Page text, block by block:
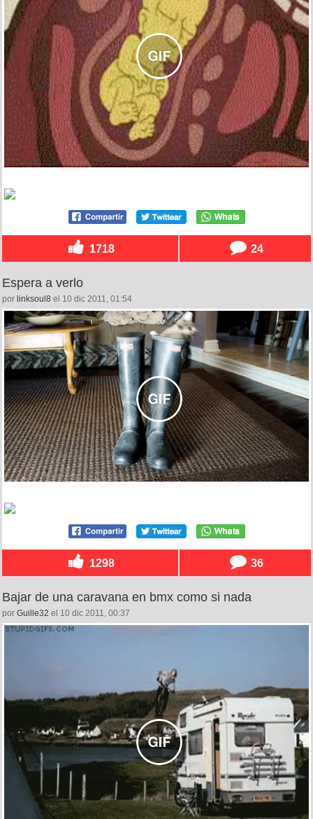
1718 24
Espera a verlo
por linksoul8 el 10 dic 2011, 01:54
1298 36
Bajar de una caravana en bmx como si nada
por Guille32 el 10 dic 2011, 00:37